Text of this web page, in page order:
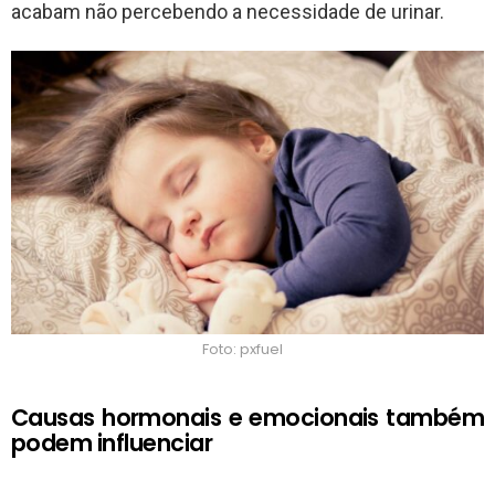
acabam não percebendo a necessidade de urinar.
Foto: pxfuel
Causas hormonais e emocionais também
podem influenciar